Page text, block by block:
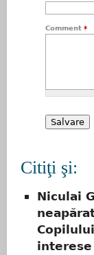
Comment *
Citiţi şi:
Niculai